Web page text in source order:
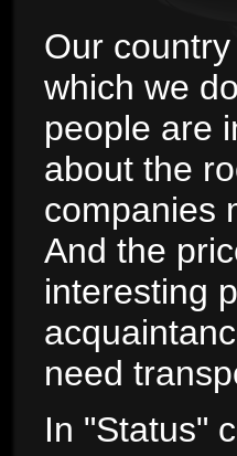
Our
which we
people are
about the
companies
And the
interesting
need
In "Status"